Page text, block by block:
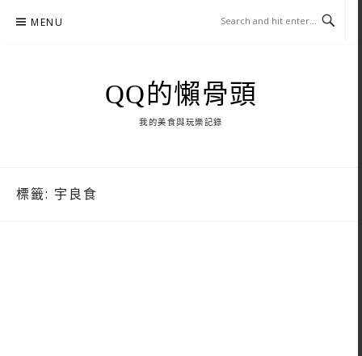
MENU
QQ的懶骨頭
我的美食與玩樂記錄
標籤: 宇良食